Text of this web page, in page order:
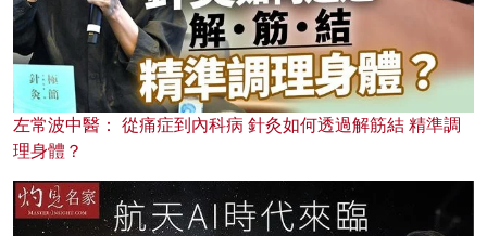
左常波中醫： 從痛症到內科病 針灸如何透過解筋結 精準調
理身體？